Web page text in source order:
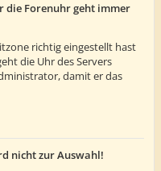
die Forenuhr geht immer
richtig eingestellt hast
die Uhr des Servers
damit er das
nicht zur Auswahl!